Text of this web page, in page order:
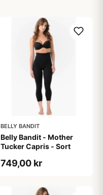
BELLY BANDIT
Belly Bandit - Mother
Tucker Capris - Sort
749,00 kr